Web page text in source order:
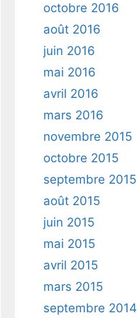
octobre 2016
août 2016
juin 2016
mai 2016
avril 2016
mars 2016
novembre 2015
octobre 2015
septembre 2015
août 2015
juin 2015
mai 2015
avril 2015
mars 2015
septembre 2014